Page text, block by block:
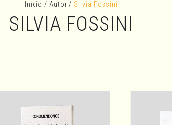
Início / Autor / Silvia Fossini
SILVIA FOSSINI